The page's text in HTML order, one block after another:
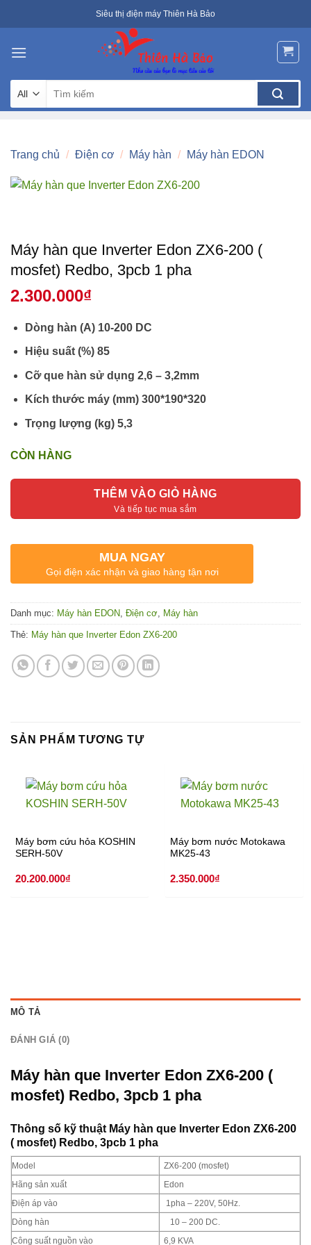
to
Siêu thị điện máy Thiên Hà Bảo
kiếm:
Trang chủ / Điện cơ / Máy hàn / Máy hàn EDON
Máy hàn que Inverter Edon ZX6-200 (
mosfet) Redbo, 3pcb 1 pha
2.300.000₫
Dòng hàn (A) 10-200 DC
Hiệu suất (%) 85
Cỡ que hàn sử dụng 2,6 – 3,2mm
Kích thước máy (mm) 300*190*320
Trọng lượng (kg) 5,3
CÒN HÀNG
THÊM VÀO GIỎ HÀNG
MUA NGAY
Gọi điện xác nhận và giao hàng tận nơi
Danh mục: Máy hàn EDON, Điện cơ, Máy hàn
Thẻ: Máy hàn que Inverter Edon ZX6-200
SẢN PHẨM TƯƠNG TỰ
Máy bơm cứu hỏa KOSHIN
SERH-50V
20.200.000₫
Máy bơm nước Motokawa
MK25-43
2.350.000₫
MÔ TẢ
ĐÁNH GIÁ (0)
Máy hàn que Inverter Edon ZX6-200 (
mosfet) Redbo, 3pcb 1 pha
Thông số kỹ thuật Máy hàn que Inverter Edon ZX6-200
( mosfet) Redbo, 3pcb 1 pha
Model ZX6-200 (mosfet)
Hãng sản xuất Edon
Điện áp vào 1pha – 220V, 50Hz.
Dòng hàn 10 – 200 DC.
Công suất nguồn vào 6,9 KVA